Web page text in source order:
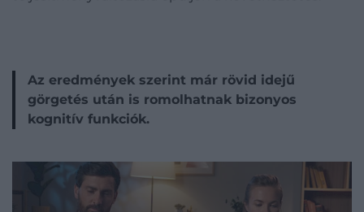
Az eredmények szerint már rövid idejű
görgetés után is romolhatnak bizonyos
kognitív funkciók.